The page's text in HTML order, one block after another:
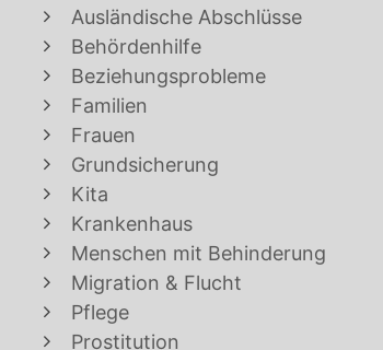
Ausländische Abschlüsse
Behördenhilfe
Beziehungsprobleme
Familien
Frauen
Grundsicherung
Kita
Krankenhaus
Menschen mit Behinderung
Migration & Flucht
Pflege
Prostitution